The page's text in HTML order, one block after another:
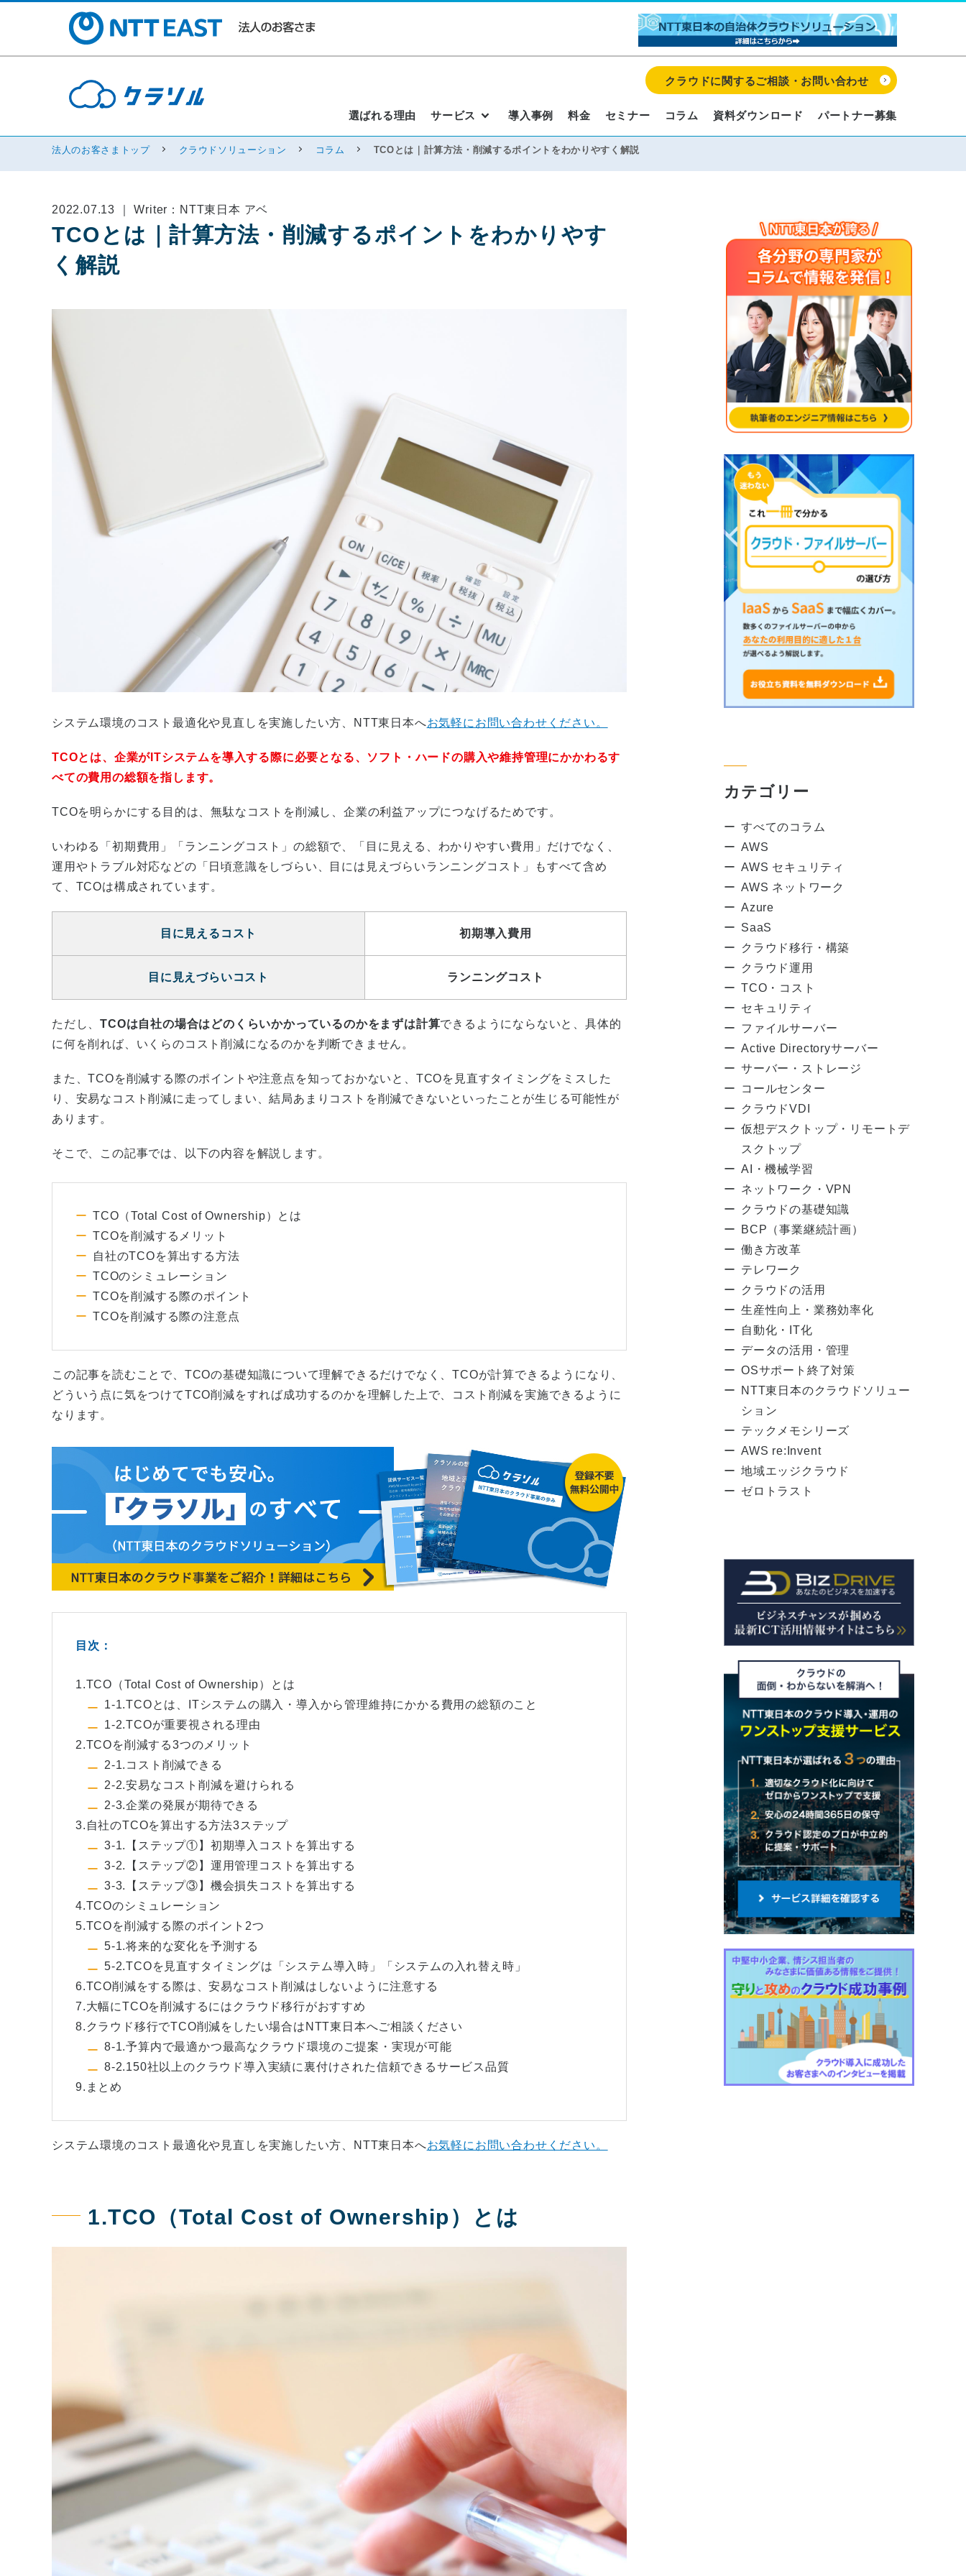
選ばれる理由 サービス 導入事例 料金 セミナー コラム 資料ダウンロード パートナー募集
クラウドに関するご相談・お問い合わせ
法人のお客さまトップ クラウドソリューション コラム TCOとは｜計算方法・削減するポイントをわかりやすく解説
2022.07.13 ｜ Writer：NTT東日本 アベ
TCOとは｜計算方法・削減するポイントをわかりやす
く解説
システム環境のコスト最適化や見直しを実施したい方、NTT東日本へお気軽にお問い合わせください。
TCOとは、企業がITシステムを導入する際に必要となる、ソフト・ハードの購入や維持管理にかかわるす
べての費用の総額を指します。
TCOを明らかにする目的は、無駄なコストを削減し、企業の利益アップにつなげるためです。
いわゆる「初期費用」「ランニングコスト」の総額で、「目に見える、わかりやすい費用」だけでなく、
運用やトラブル対応などの「日頃意識をしづらい、目には見えづらいランニングコスト」もすべて含め
て、TCOは構成されています。
目に見えるコスト 初期導入費用
目に見えづらいコスト ランニングコスト
ただし、TCOは自社の場合はどのくらいかかっているのかをまずは計算できるようにならないと、具体的
に何を削れば、いくらのコスト削減になるのかを判断できません。
また、TCOを削減する際のポイントや注意点を知っておかないと、TCOを見直すタイミングをミスした
り、安易なコスト削減に走ってしまい、結局あまりコストを削減できないといったことが生じる可能性が
あります。
そこで、この記事では、以下の内容を解説します。
TCO（Total Cost of Ownership）とは
TCOを削減するメリット
自社のTCOを算出する方法
TCOのシミュレーション
TCOを削減する際のポイント
TCOを削減する際の注意点
この記事を読むことで、TCOの基礎知識について理解できるだけでなく、TCOが計算できるようになり、
どういう点に気をつけてTCO削減をすれば成功するのかを理解した上で、コスト削減を実施できるように
なります。
目次：
1.TCO（Total Cost of Ownership）とは
1-1.TCOとは、ITシステムの購入・導入から管理維持にかかる費用の総額のこと
1-2.TCOが重要視される理由
2.TCOを削減する3つのメリット
2-1.コスト削減できる
2-2.安易なコスト削減を避けられる
2-3.企業の発展が期待できる
3.自社のTCOを算出する方法3ステップ
3-1.【ステップ①】初期導入コストを算出する
3-2.【ステップ②】運用管理コストを算出する
3-3.【ステップ③】機会損失コストを算出する
4.TCOのシミュレーション
5.TCOを削減する際のポイント2つ
5-1.将来的な変化を予測する
5-2.TCOを見直すタイミングは「システム導入時」「システムの入れ替え時」
6.TCO削減をする際は、安易なコスト削減はしないように注意する
7.大幅にTCOを削減するにはクラウド移行がおすすめ
8.クラウド移行でTCO削減をしたい場合はNTT東日本へご相談ください
8-1.予算内で最適かつ最高なクラウド環境のご提案・実現が可能
8-2.150社以上のクラウド導入実績に裏付けされた信頼できるサービス品質
9.まとめ
システム環境のコスト最適化や見直しを実施したい方、NTT東日本へお気軽にお問い合わせください。
1.TCO（Total Cost of Ownership）とは
カテゴリー
すべてのコラム
AWS
AWS セキュリティ
AWS ネットワーク
Azure
SaaS
クラウド移行・構築
クラウド運用
TCO・コスト
セキュリティ
ファイルサーバー
Active Directoryサーバー
サーバー・ストレージ
コールセンター
クラウドVDI
仮想デスクトップ・リモートデ
スクトップ
AI・機械学習
ネットワーク・VPN
クラウドの基礎知識
BCP（事業継続計画）
働き方改革
テレワーク
クラウドの活用
生産性向上・業務効率化
自動化・IT化
データの活用・管理
OSサポート終了対策
NTT東日本のクラウドソリュー
ション
テックメモシリーズ
AWS re:Invent
地域エッジクラウド
ゼロトラスト